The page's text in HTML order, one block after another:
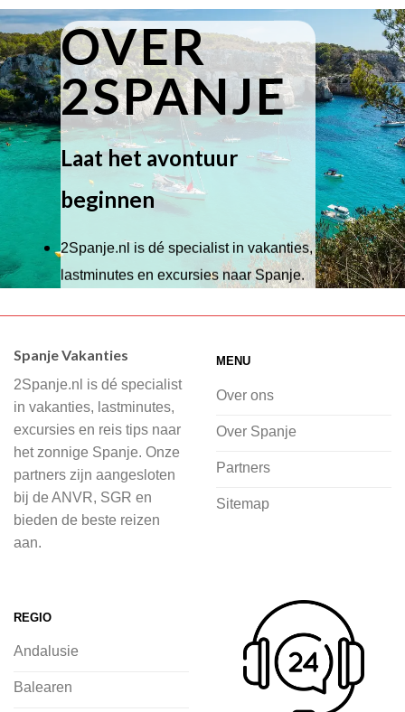
OVER
2SPANJE
Laat het avontuur
beginnen
2Spanje.nl is dé specialist in vakanties,
lastminutes en excursies naar Spanje.
Wij hebben een breed scala aan
of je nu wilt relaxen op het strand,
cultuur wilt ontdekken of avontuur zoekt
in de natuur.
Bij 2Spanje.nl begint de voorpret al
voordat je het vliegtuig instapt, door
inspiratie op te doen over dit zonnige
vliegvakantie zoeken en boeken bij
2Spanje.nl, met een team dat altijd
klaarstaat om eventuele vragen te
beantwoorden en ervoor te zorgen dat
Spanje Vakanties
2Spanje.nl is dé specialist
in vakanties, lastminutes,
excursies en reis tips naar
het zonnige Spanje. Onze
partners zijn aangesloten
bij de ANVR, SGR en
bieden de beste reizen
aan.
MENU
Over ons
Over Spanje
Partners
Sitemap
REGIO
Andalusie
Balearen